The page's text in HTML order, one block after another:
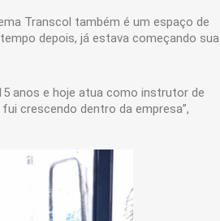
Transcol também é um espaço de
depois, já estava começando sua
anos e hoje atua como instrutor de
crescendo dentro da empresa”,